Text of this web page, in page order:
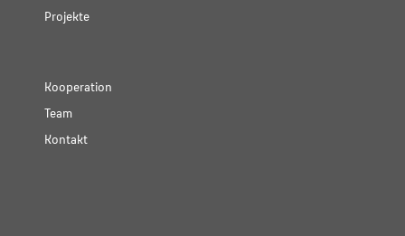
Projekte
Kooperation
Team
Kontakt